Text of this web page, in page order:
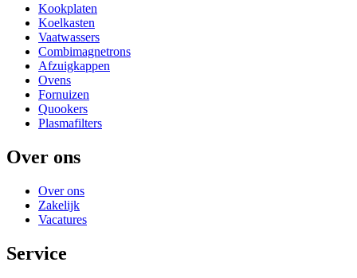
Kookplaten
Koelkasten
Vaatwassers
Combimagnetrons
Afzuigkappen
Ovens
Fornuizen
Quookers
Plasmafilters
Over ons
Over ons
Zakelijk
Vacatures
Service